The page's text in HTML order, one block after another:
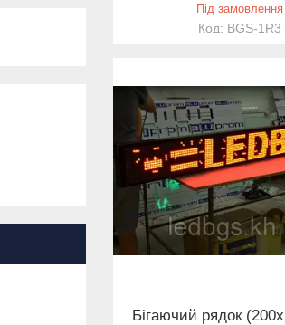
Під замовлення
BGS-1R3
Бігаючий рядок